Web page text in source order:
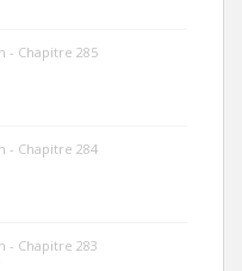
- Chapitre 285
- Chapitre 284
- Chapitre 283